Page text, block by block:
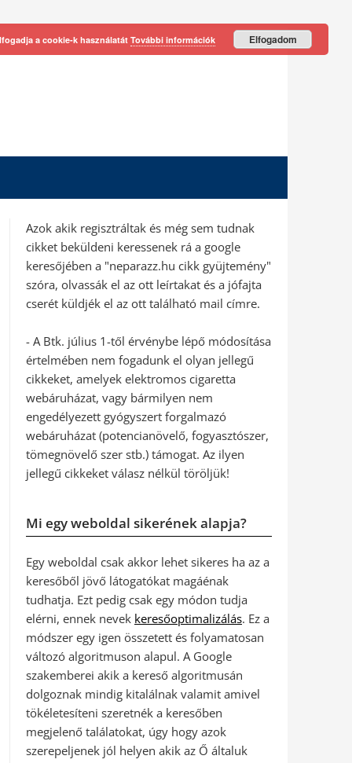
Azok akik regisztráltak és még sem tudnak
cikket beküldeni keressenek rá a google
keresőjében a "neparazz.hu cikk gyüjtemény"
szóra, olvassák el az ott leírtakat és a jófajta
cserét küldjék el az ott található mail címre.
- A Btk. július 1-től érvénybe lépő módosítása
értelmében nem fogadunk el olyan jellegű
cikkeket, amelyek elektromos cigaretta
webáruházat, vagy bármilyen nem
engedélyezett gyógyszert forgalmazó
webáruházat (potencianövelő, fogyasztószer,
tömegnövelő szer stb.) támogat. Az ilyen
jellegű cikkeket válasz nélkül töröljük!
Mi egy weboldal sikerének alapja?
Egy weboldal csak akkor lehet sikeres ha az a
keresőből jövő látogatókat magáénak
tudhatja. Ezt pedig csak egy módon tudja
elérni, ennek nevek keresőoptimalizálás. Ez a
módszer egy igen összetett és folyamatosan
változó algoritmuson alapul. A Google
szakemberei akik a kereső algoritmusán
dolgoznak mindig kitalálnak valamit amivel
tökéletesíteni szeretnék a keresőben
megjelenő találatokat, úgy hogy azok
szerepeljenek jól helyen akik az Ő általuk
a cookie-k használatát További információk Elfogadom